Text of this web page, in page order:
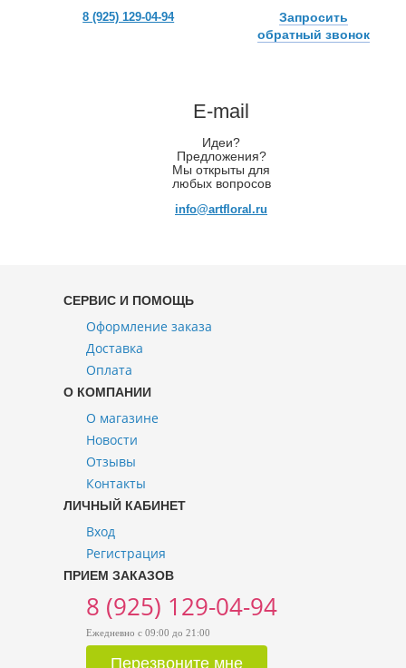
8 (925) 129-04-94
Запросить
обратный звонок
E-mail
Идеи?
Предложения?
Мы открыты для
любых вопросов
info@artfloral.ru
СЕРВИС И ПОМОЩЬ
Оформление заказа
Доставка
Оплата
О КОМПАНИИ
О магазине
Новости
Отзывы
Контакты
ЛИЧНЫЙ КАБИНЕТ
Вход
Регистрация
ПРИЕМ ЗАКАЗОВ
8 (925) 129-04-94
Ежедневно с 09:00 до 21:00